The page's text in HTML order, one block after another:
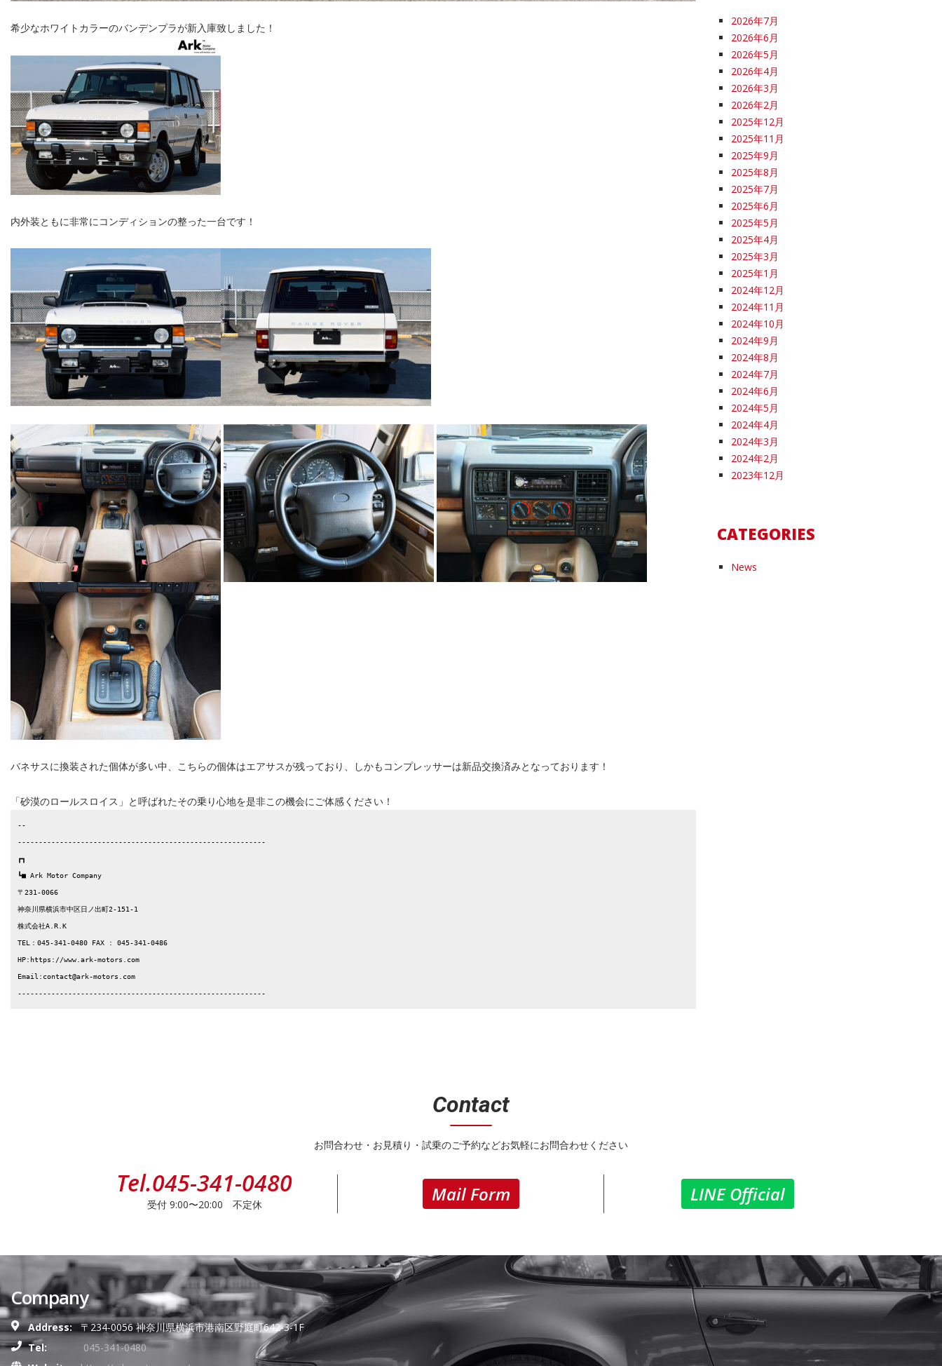
希少なホワイトカラーのバンデンプラが新入庫致しました！
内外装ともに非常にコンディションの整った一台です！
バネサスに換装された個体が多い中、こちらの個体はエアサスが残っており、しかもコンプレッサーは新品交換済みとなっております！
「砂漠のロールスロイス」と呼ばれたその乗り心地を是非この機会にご体感ください！
--
-----------------------------------------------------------
┏┓
┗■ Ark Motor Company
〒231-0066
神奈川県横浜市中区日ノ出町2-151-1
株式会社A.R.K
TEL：045-341-0480 FAX : 045-341-0486
HP:https://www.ark-motors.com
Email:contact@ark-motors.com
-----------------------------------------------------------
2026年7月
2026年6月
2026年5月
2026年4月
2026年3月
2026年2月
2025年12月
2025年11月
2025年9月
2025年8月
2025年7月
2025年6月
2025年5月
2025年4月
2025年3月
2025年1月
2024年12月
2024年11月
2024年10月
2024年9月
2024年8月
2024年7月
2024年6月
2024年5月
2024年4月
2024年3月
2024年2月
2023年12月
CATEGORIES
News
Contact
お問合わせ・お見積り・試乗のご予約などお気軽にお問合わせください
Tel.045-341-0480
受付 9:00〜20:00 不定休 Mail Form LINE Official
Company
Address:
〒234-0056 神奈川県横浜市港南区野庭町642-3-1F
Tel:
045-341-0480